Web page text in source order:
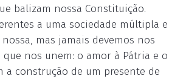
balizam nossa Constituição.
a uma sociedade múltipla e
mas jamais devemos nos
nos unem: o amor à Pátria e o
a construção de um presente de